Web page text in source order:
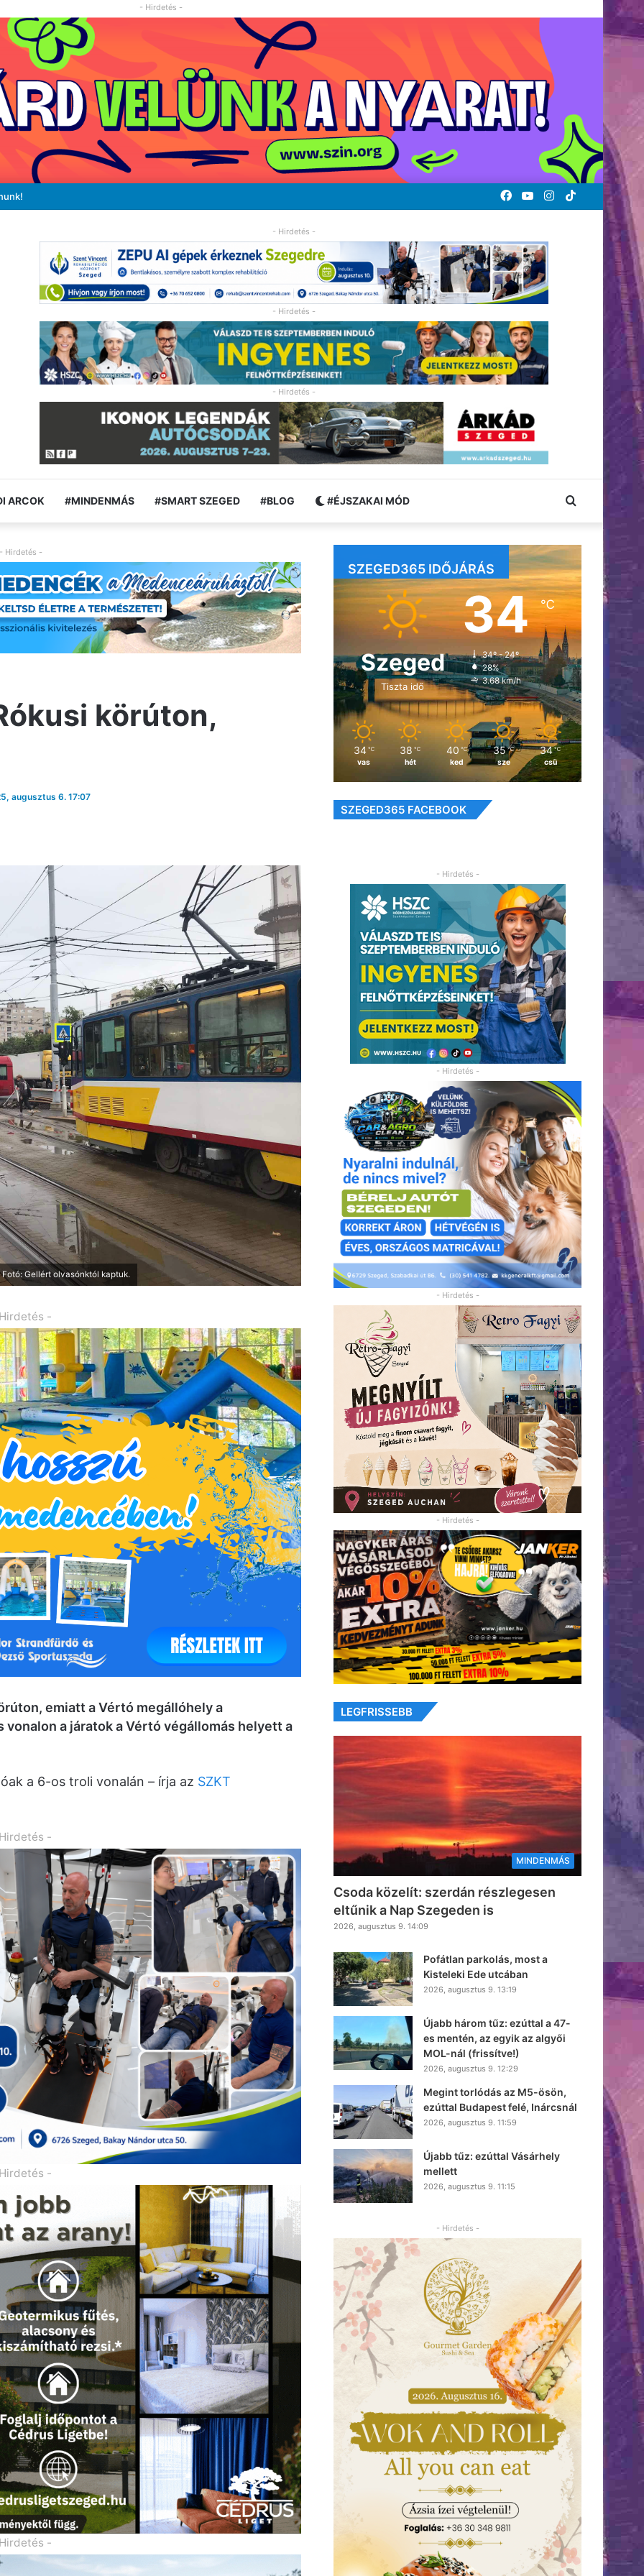
- Hirdetés -
TikTok
Instagram
YouTube
Facebook
- Hirdetés -
- Hirdetés -
- Hirdetés -
ARCOK #MINDENMÁS #SMART SZEGED #BLOG #ÉJSZAKAI MÓD Keresés:
- Hirdetés -
körúton,
augusztus 6. 17:07
Gellért olvasónktól kaptuk.
-
emiatt a Vértó megállóhely a
a járatok a Vértó végállomás helyett a
a 6-os troli vonalán – írja az SZKT
-
-
-
SZEGED365 IDŐJÁRÁS
Szeged
Tiszta idő
34℃
34º - 24º
28%
3.68 km/h
34 ℃
vas
38 ℃
hét
40 ℃
ked
35 ℃
sze
34 ℃
csü
SZEGED365 FACEBOOK
- Hirdetés -
- Hirdetés -
- Hirdetés -
- Hirdetés -
LEGFRISSEBB
MINDENMÁS
Csoda közelít: szerdán részlegesen
eltűnik a Nap Szegeden is
2026, augusztus 9. 14:09
Pofátlan parkolás, most a
Kisteleki Ede utcában
2026, augusztus 9. 13:19
Újabb három tűz: ezúttal a 47-
es mentén, az egyik az algyői
MOL-nál (frissítve!)
2026, augusztus 9. 12:29
Megint torlódás az M5-ösön,
ezúttal Budapest felé, Inárcsnál
2026, augusztus 9. 11:59
Újabb tűz: ezúttal Vásárhely
mellett
2026, augusztus 9. 11:15
- Hirdetés -